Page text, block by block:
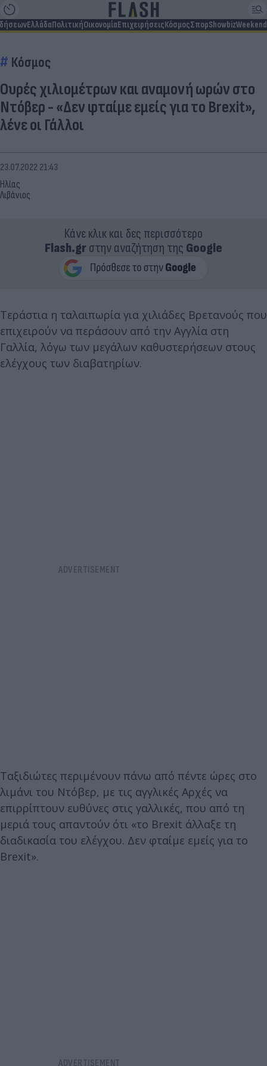
ΕλλάδαΠολιτικήΟικονομίαΕπιχειρήσειςΚόσμοςΣπορShowbizWeekend
Κόσμος
Ουρές χιλιομέτρων και αναμονή ωρών στο
Ντόβερ - «Δεν φταίμε εμείς για το Brexit»,
λένε οι Γάλλοι
Ηλίας
Λιβάνιος
23.07.2022 21:43
Κάνε κλικ και δες περισσότερο
Flash.grστην αναζήτηση της Google
Τεράστια η ταλαιπωρία για χιλιάδες Βρετανούς που
επιχειρούν να περάσουν από την Αγγλία στη
Γαλλία, λόγω των μεγάλων καθυστερήσεων στους
ελέγχους των διαβατηρίων.
Ταξιδιώτες περιμένουν πάνω από πέντε ώρες στο
λιμάνι του Ντόβερ, με τις αγγλικές Αρχές να
επιρρίπτουν ευθύνες στις γαλλικές, που από τη
μεριά τους απαντούν ότι «το Brexit άλλαξε τη
διαδικασία του ελέγχου. Δεν φταίμε εμείς για το
Brexit».